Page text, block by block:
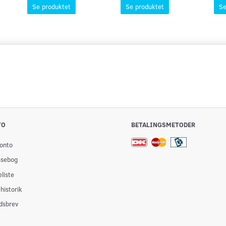
Se produktet Se produktet
BETALINGSMETODER